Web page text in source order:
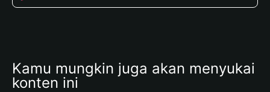
Kamu mungkin juga akan menyukai
konten ini